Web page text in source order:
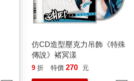
仿CD造型壓克力吊飾《特殊
傳說》褚冥漾
9 折 特價 270 元